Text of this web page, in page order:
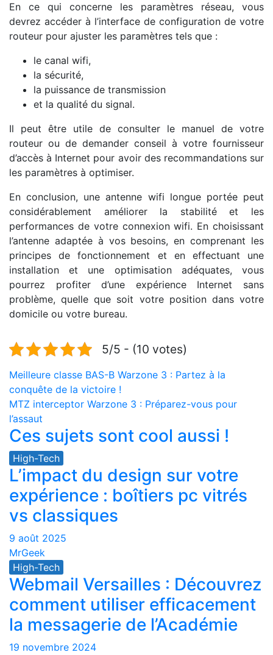
En ce qui concerne les paramètres réseau, vous
devrez accéder à l’interface de configuration de votre
routeur pour ajuster les paramètres tels que :
le canal wifi,
la sécurité,
la puissance de transmission
et la qualité du signal.
Il peut être utile de consulter le manuel de votre
routeur ou de demander conseil à votre fournisseur
d’accès à Internet pour avoir des recommandations sur
les paramètres à optimiser.
En conclusion, une antenne wifi longue portée peut
considérablement améliorer la stabilité et les
performances de votre connexion wifi. En choisissant
l’antenne adaptée à vos besoins, en comprenant les
principes de fonctionnement et en effectuant une
installation et une optimisation adéquates, vous
pourrez profiter d’une expérience Internet sans
problème, quelle que soit votre position dans votre
domicile ou votre bureau.
5/5 - (10 votes)
Navigation
de
l’article
Meilleure classe BAS-B Warzone 3 : Partez à la
conquête de la victoire !
MTZ interceptor Warzone 3 : Préparez-vous pour
l’assaut
Ces sujets sont cool aussi !
High-Tech
L’impact du design sur votre
expérience : boîtiers pc vitrés
vs classiques
9 août 2025
MrGeek
High-Tech
Webmail Versailles : Découvrez
comment utiliser efficacement
la messagerie de l’Académie
19 novembre 2024